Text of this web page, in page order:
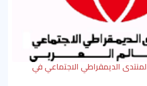
الديمقراطي الاجتماعي في